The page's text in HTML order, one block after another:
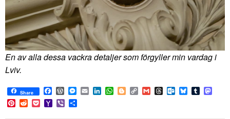
En av alla dessa vackra detaljer som förgyller min vardag i
Lviv.
Share Facebook
WordPress
Messenger
EmailLinkedIn
WhatsApp
BloggerCopy
Link
GmailThreadsOutlook.com
BlueskyTumblr
Pinterest
RedditPocketYahoo
Mail
Viber